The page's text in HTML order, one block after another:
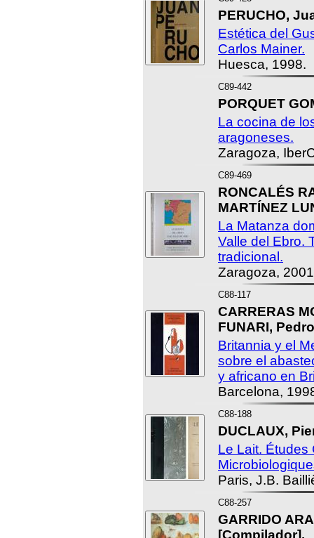
PERUCHO,
Estética del
Carlos Mainer.
Huesca, 1998.
C89-442
PORQUET
La cocina de
aragoneses.
Zaragoza,
C89-469
RONCALÉS
MARTÍNEZ
La Matanza
Valle del Ebro.
tradicional.
Zaragoza,
C88-117
CARRERAS
FUNARI,
Britannia y el
sobre el
y africano en
Barcelona,
C88-188
DUCLAUX,
Le Lait. Études
Paris, J.B.
C88-257
GARRIDO
[Compilador].